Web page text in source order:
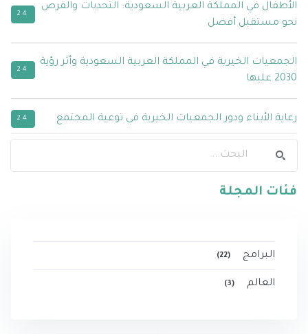
الأطفال في المملكة العربية السعودية: التحديات والفرص
نحو مستقبل أفضل
24
الجمعيات الخيرية في المملكة العربية السعودية وأثر رؤية
2030 عليها
24
رعاية الأبناء ودور الجمعيات الخيرية في توعية المجتمع 24
فئات المجلة
البرامج (22)
العالم (3)